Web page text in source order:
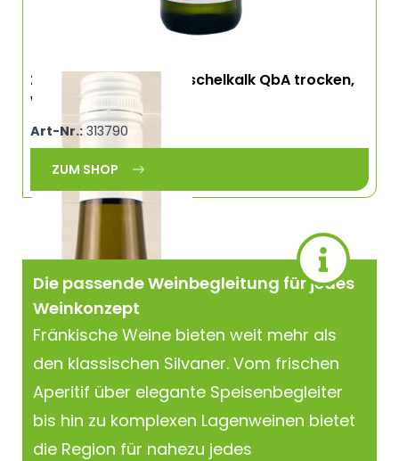
2023 Chardonnay Muschelkalk QbA trocken,
Wirmsthal, Franken
Art-Nr.:313790
ZUM SHOP
Fränkische Weine bieten weit mehr als
den klassischen Silvaner. Vom frischen
Aperitif über elegante Speisenbegleiter
bis hin zu komplexen Lagenweinen bietet
die Region für nahezu jedes
Die passende Weinbegleitung für jedes
Weinkonzept